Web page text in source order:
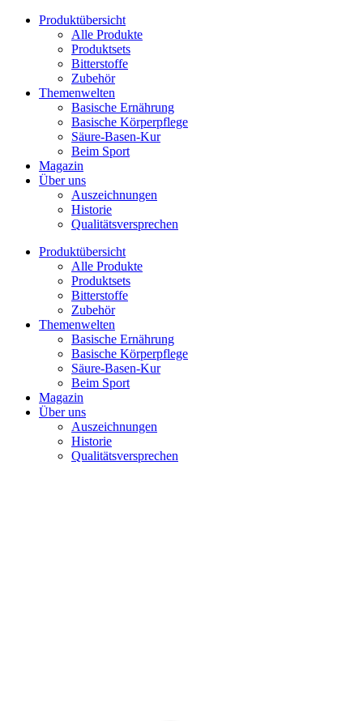
Zum
Produktübersicht
Alle Produkte
Produktsets
Bitterstoffe
Zubehör
Themenwelten
Basische Ernährung
Basische Körperpflege
Säure-Basen-Kur
Beim Sport
Magazin
Über uns
Auszeichnungen
Historie
Qualitätsversprechen
Produktübersicht
Alle Produkte
Produktsets
Bitterstoffe
Zubehör
Themenwelten
Basische Ernährung
Basische Körperpflege
Säure-Basen-Kur
Beim Sport
Magazin
Über uns
Auszeichnungen
Historie
Qualitätsversprechen